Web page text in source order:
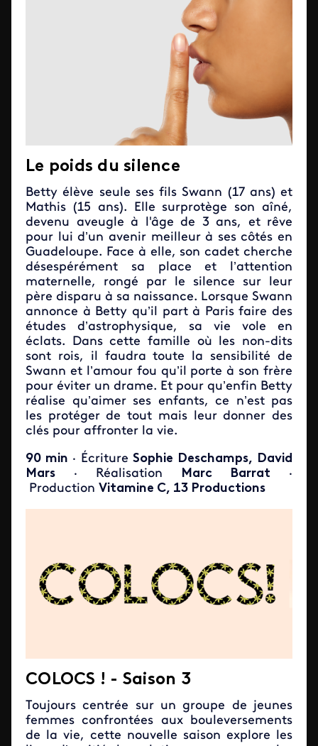
Le poids du silence
Betty élève seule ses fils Swann (17 ans) et
Mathis (15 ans). Elle surprotège son aîné,
devenu aveugle à l'âge de 3 ans, et rêve
pour lui d’un avenir meilleur à ses côtés en
Guadeloupe. Face à elle, son cadet cherche
désespérément sa place et l’attention
maternelle, rongé par le silence sur leur
père disparu à sa naissance. Lorsque Swann
annonce à Betty qu’il part à Paris faire des
études d’astrophysique, sa vie vole en
éclats. Dans cette famille où les non-dits
sont rois, il faudra toute la sensibilité de
Swann et l’amour fou qu’il porte à son frère
pour éviter un drame. Et pour qu’enfin Betty
réalise qu’aimer ses enfants, ce n’est pas
les protéger de tout mais leur donner des
clés pour affronter la vie.
90 min · ÉcritureSophie Deschamps, David
Mars ·​​​​​ Réalisation Marc Barrat ​​ ·​​​​​
Production Vitamine C, 13 Productions
COLOCS ! - Saison 3
Toujours centrée sur un groupe de jeunes
femmes confrontées aux bouleversements
de la vie, cette nouvelle saison explore les